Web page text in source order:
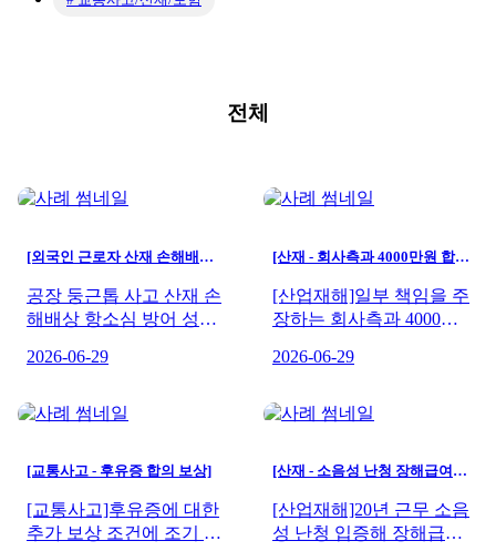
전체
[외국인 근로자 산재 손해배상 소송 승소]
공장 둥근톱 사고 산재 손
해배상 항소심 방어 성공
2026-06-29
[산재 - 회사측과 4000만원 합의]
[산업재해]일부 책임을 주
장하는 회사측과 4000만
사례
2026-06-29
[교통사고 - 후유증 합의 보상]
[교통사고]후유증에 대한
추가 보상 조건에 조기 합
[산재 - 소음성 난청 장해급여 인정]
[산업재해]20년 근무 소음
성 난청 입증해 장해급여